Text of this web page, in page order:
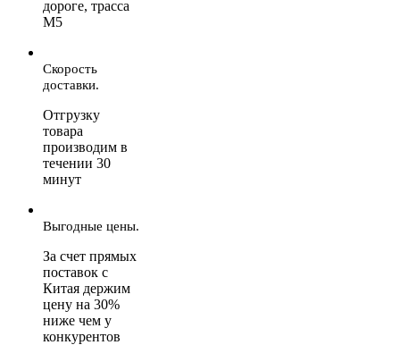
дороге, трасса
М5
Скорость
доставки.
Отгрузку
товара
производим в
течении 30
минут
Выгодные цены.
За счет прямых
поставок с
Китая держим
цену на 30%
ниже чем у
конкурентов